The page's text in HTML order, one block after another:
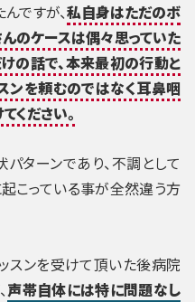
ですが、私自身はただのボ
のケースは偶々思っていた
の話で、本来最初の行動と
ンを頼むのではなく耳鼻咽
ください。
ターンであり、不調として
こっている事が全然違う方
スンを受けて頂いた後病院
声帯自体には特に問題なし